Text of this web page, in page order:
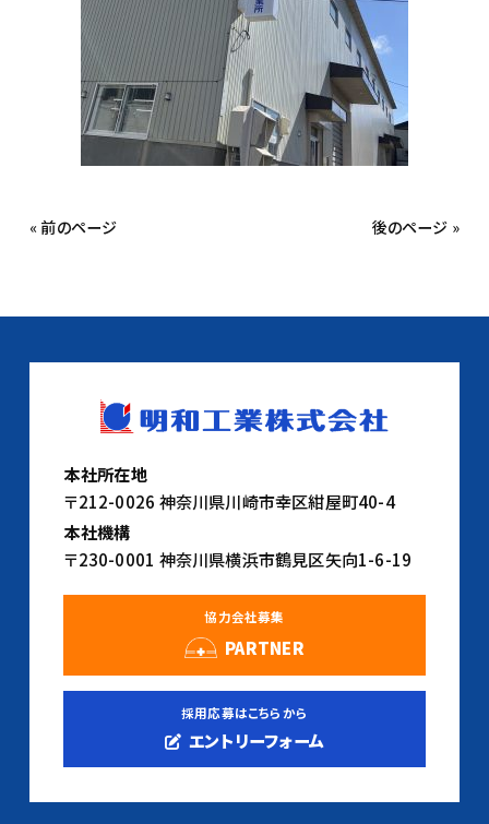
« 前のページ 後のページ »
本社所在地
〒212-0026 神奈川県川崎市幸区紺屋町40-4
本社機構
〒230-0001 神奈川県横浜市鶴見区矢向1-6-19
協力会社募集
PARTNER
採用応募はこちらから
エントリーフォーム